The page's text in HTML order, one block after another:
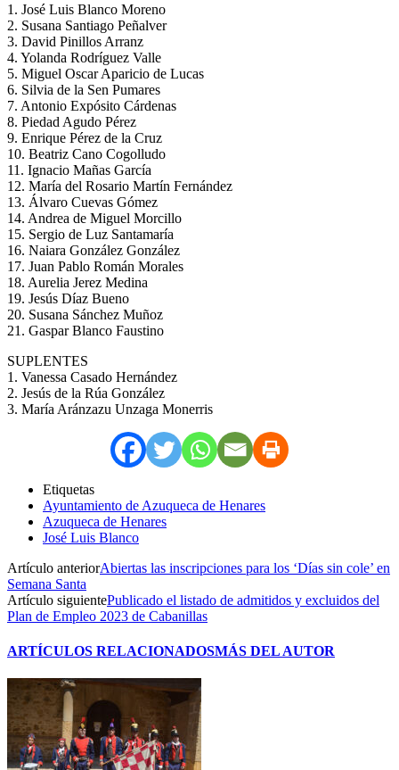
1. José Luis Blanco Moreno
2. Susana Santiago Peñalver
3. David Pinillos Arranz
4. Yolanda Rodríguez Valle
5. Miguel Oscar Aparicio de Lucas
6. Silvia de la Sen Pumares
7. Antonio Expósito Cárdenas
8. Piedad Agudo Pérez
9. Enrique Pérez de la Cruz
10. Beatriz Cano Cogolludo
11. Ignacio Mañas García
12. María del Rosario Martín Fernández
13. Álvaro Cuevas Gómez
14. Andrea de Miguel Morcillo
15. Sergio de Luz Santamaría
16. Naiara González González
17. Juan Pablo Román Morales
18. Aurelia Jerez Medina
19. Jesús Díaz Bueno
20. Susana Sánchez Muñoz
21. Gaspar Blanco Faustino
SUPLENTES
1. Vanessa Casado Hernández
2. Jesús de la Rúa González
3. María Aránzazu Unzaga Monerris
Etiquetas
Ayuntamiento de Azuqueca de Henares
Azuqueca de Henares
José Luis Blanco
Artículo anteriorAbiertas las inscripciones para los ‘Días sin cole’ en
Semana Santa
Artículo siguientePublicado el listado de admitidos y excluidos del
Plan de Empleo 2023 de Cabanillas
ARTÍCULOS RELACIONADOSMÁS DEL AUTOR